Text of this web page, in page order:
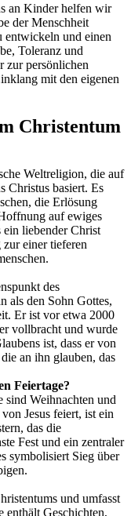
an Kinder helfen wir
der Menschheit
entwickeln und einen
Toleranz und
zur persönlichen
mit den eigenen
Christentum
Weltreligion, die auf
Christus basiert. Es
die Erlösung
auf ewiges
liebender Christ
einer tieferen
des
als den Sohn Gottes,
Er ist vor etwa 2000
vollbracht und wurde
ist, dass er von
an ihn glauben, das
Feiertage?
sind Weihnachten und
Jesus feiert, ist ein
das die
Fest und ein zentraler
symbolisiert Sieg über
und umfasst
enthält Geschichten,